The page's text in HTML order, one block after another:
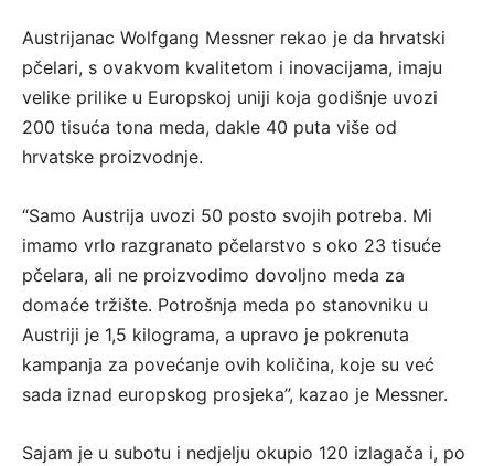
Austrijanac Wolfgang Messner rekao je da hrvatski
pčelari, s ovakvom kvalitetom i inovacijama, imaju
velike prilike u Europskoj uniji koja godišnje uvozi
200 tisuća tona meda, dakle 40 puta više od
hrvatske proizvodnje.
“Samo Austrija uvozi 50 posto svojih potreba. Mi
imamo vrlo razgranato pčelarstvo s oko 23 tisuće
pčelara, ali ne proizvodimo dovoljno meda za
domaće tržište. Potrošnja meda po stanovniku u
Austriji je 1,5 kilograma, a upravo je pokrenuta
kampanja za povećanje ovih količina, koje su već
sada iznad europskog prosjeka”, kazao je Messner.
Sajam je u subotu i nedjelju okupio 120 izlagača i, po